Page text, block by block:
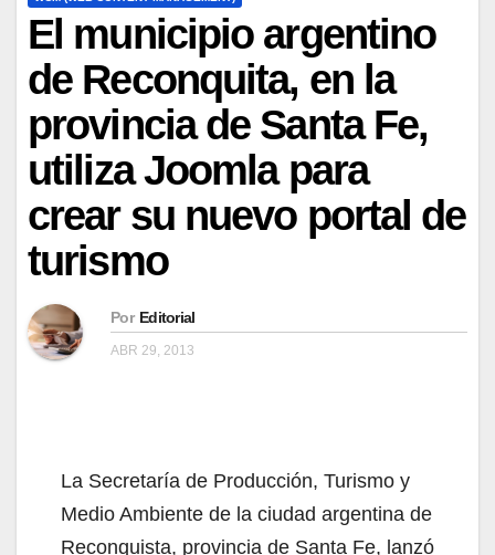
El municipio argentino
de Reconquita, en la
provincia de Santa Fe,
utiliza Joomla para
crear su nuevo portal de
turismo
Por Editorial
ABR 29, 2013
La Secretaría de Producción, Turismo y
Medio Ambiente de la ciudad argentina de
Reconquista, provincia de Santa Fe, lanzó